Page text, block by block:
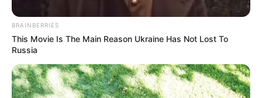
BRAINBERRIES
This Movie Is The Main Reason Ukraine Has Not Lost To
Russia